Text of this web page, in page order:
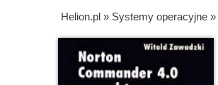
Helion.pl » Systemy operacyjne »